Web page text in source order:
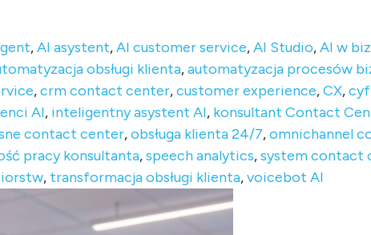
,AI asystent,AI customer service,AI Studio,AI w
obsługi klienta,automatyzacja procesów
,crm contact center,customer experience,CX,
AI, inteligentny asystent AI, konsultant Contact
contact center,obsługa klienta 24/7,omnichannel
pracy konsultanta,speech analytics,system contact
, transformacja obsługi klienta,voicebot AI